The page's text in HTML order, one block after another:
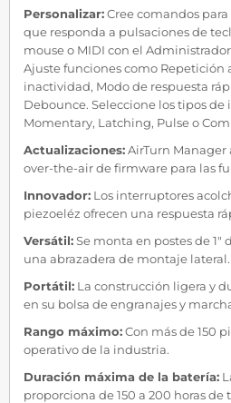
Personalizar:Cree comandos
que responda a pulsaciones de
mouse o MIDI con el
Ajuste funciones como Repetición
inactividad, Modo de respuesta
Debounce. Seleccione los tipos
Momentary, Latching, Pulse o
Actualizaciones:AirTurn
over-the-air de firmware para las
Innovador: Los interruptores
piezoeléz ofrecen una respuesta
Versátil:Se monta en postes de
una abrazadera de montaje lateral.
Portátil: La construcción ligera y
en su bolsa de engranajes y
Rango máximo:Con más de 150
operativo de la industria.
Duración máxima de la batería:
proporciona de 150 a 200 horas